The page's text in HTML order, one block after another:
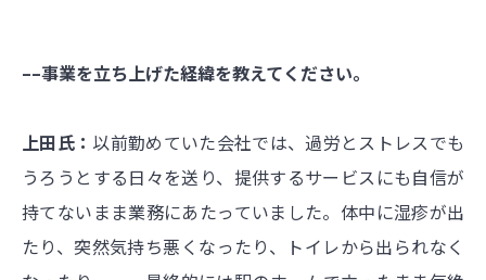
––事業を立ち上げた経緯を教えてください。
上田氏： 以前勤めていた会社では、過労とストレスでも
うろうとする日々を送り、提供するサービスにも自信が
持てないまま業務にあたっていました。体中に湿疹が出
たり、突然気持ち悪くなったり、トイレから出られなく